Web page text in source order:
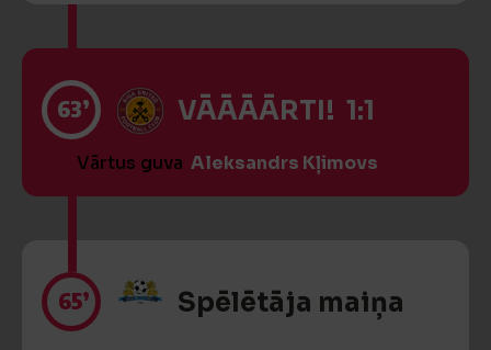
63’ VĀĀĀĀRTI! 1:1
Vārtus guva Aleksandrs Kļimovs
65’ Spēlētāja maiņa